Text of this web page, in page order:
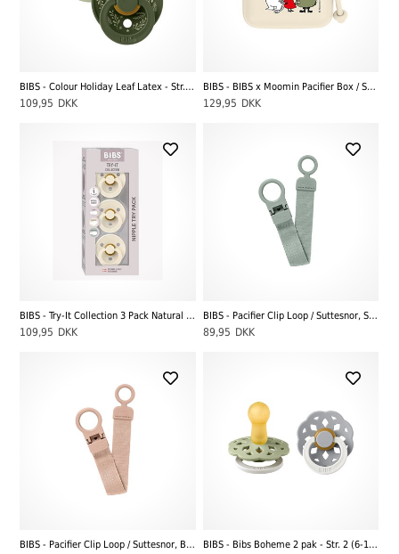
BIBS - Colour Holiday Leaf Latex - Str. 2 (6-12 MDR), Sage/Hunter Green
109,95 DKK
BIBS - BIBS x Moomin Pacifier Box / Sutteboks, Ivory
129,95 DKK
BIBS - Try-It Collection 3 Pack Natural Rubber Latex - Str. 1 (0 - 6 mdr.), Ivory
109,95 DKK
BIBS - Pacifier Clip Loop / Suttesnor, Sage
89,95 DKK
BIBS - Pacifier Clip Loop / Suttesnor, Blush BIBS - Bibs Boheme 2 pak - Str. 2 (6-12 MDR), Sage GLOW/Cloud GLOW